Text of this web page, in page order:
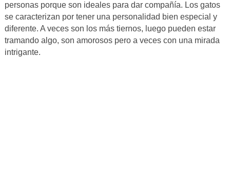
personas porque son ideales para dar compañía. Los gatos
se caracterizan por tener una personalidad bien especial y
diferente. A veces son los más tiernos, luego pueden estar
tramando algo, son amorosos pero a veces con una mirada
intrigante.